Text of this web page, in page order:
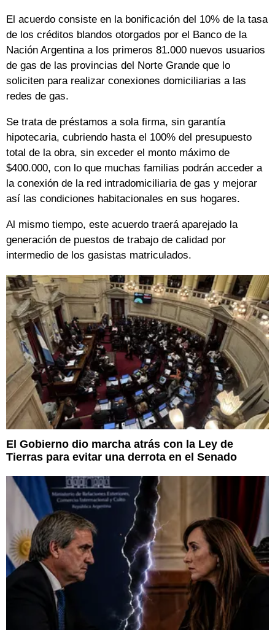
El acuerdo consiste en la bonificación del 10% de la tasa
de los créditos blandos otorgados por el Banco de la
Nación Argentina a los primeros 81.000 nuevos usuarios
de gas de las provincias del Norte Grande que lo
soliciten para realizar conexiones domiciliarias a las
redes de gas.
Se trata de préstamos a sola firma, sin garantía
hipotecaria, cubriendo hasta el 100% del presupuesto
total de la obra, sin exceder el monto máximo de
$400.000, con lo que muchas familias podrán acceder a
la conexión de la red intradomiciliaria de gas y mejorar
así las condiciones habitacionales en sus hogares.
Al mismo tiempo, este acuerdo traerá aparejado la
generación de puestos de trabajo de calidad por
intermedio de los gasistas matriculados.
El Gobierno dio marcha atrás con la Ley de
Tierras para evitar una derrota en el Senado